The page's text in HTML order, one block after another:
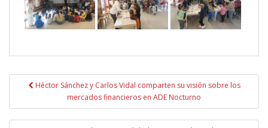
Navegación
entradas
Héctor Sánchez y Carlos Vidal comparten su visión sobre los
mercados financieros en ADE Nocturno